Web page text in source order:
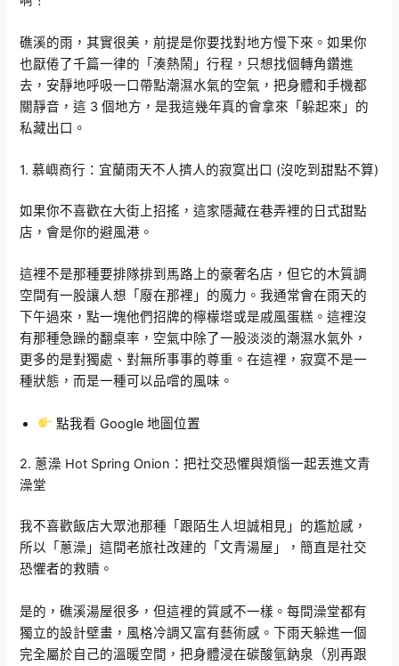
礁溪的雨，其實很美，前提是你要找對地方慢下來。如果你
也厭倦了千篇一律的「湊熱鬧」行程，只想找個轉角鑽進
去，安靜地呼吸一口帶點潮濕水氣的空氣，把身體和手機都
關靜音，這 3 個地方，是我這幾年真的會拿來「躲起來」的
私藏出口。
1. 慕嶼商行：宜蘭雨天不人擠人的寂寞出口 (沒吃到甜點不算)
如果你不喜歡在大街上招搖，這家隱藏在巷弄裡的日式甜點
店，會是你的避風港。
這裡不是那種要排隊排到馬路上的豪奢名店，但它的木質調
空間有一股讓人想「廢在那裡」的魔力。我通常會在雨天的
下午過來，點一塊他們招牌的檸檬塔或是戚風蛋糕。這裡沒
有那種急躁的翻桌率，空氣中除了一股淡淡的潮濕水氣外，
更多的是對獨處、對無所事事的尊重。在這裡，寂寞不是一
種狀態，而是一種可以品嚐的風味。
點我看 Google 地圖位置
2. 蔥澡 Hot Spring Onion：把社交恐懼與煩惱一起丟進文青
澡堂
我不喜歡飯店大眾池那種「跟陌生人坦誠相見」的尷尬感，
所以「蔥澡」這間老旅社改建的「文青湯屋」，簡直是社交
恐懼者的救贖。
是的，礁溪湯屋很多，但這裡的質感不一樣。每間澡堂都有
獨立的設計壁畫，風格冷調又富有藝術感。下雨天躲進一個
完全屬於自己的溫暖空間，把身體浸在碳酸氫鈉泉（別再跟